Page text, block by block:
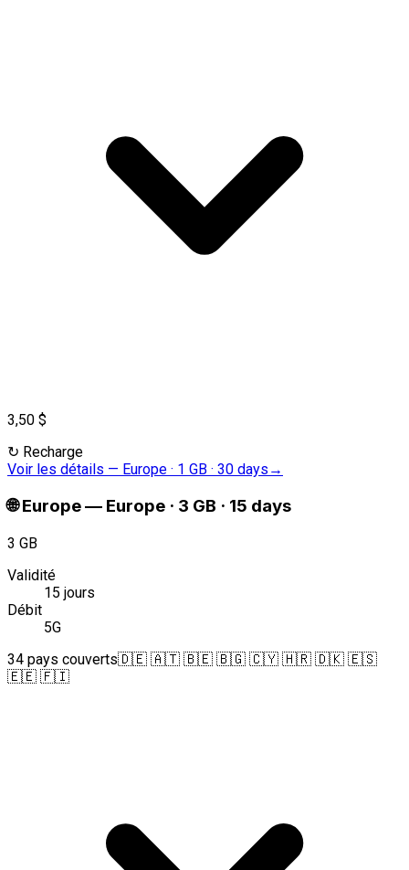
3,50 $
↻ Recharge
Voir les détails — Europe · 1 GB · 30 days →
🌐 Europe— Europe · 3 GB · 15 days
3 GB
Validité
15 jours
Débit
5G
34 pays couverts🇩🇪 🇦🇹 🇧🇪 🇧🇬 🇨🇾 🇭🇷 🇩🇰 🇪🇸
🇪🇪 🇫🇮